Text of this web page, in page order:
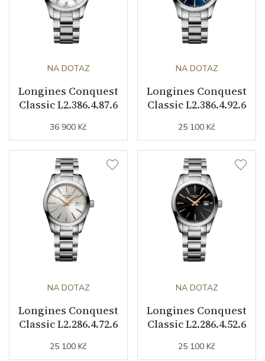
NA DOTAZ
Longines Conquest
Classic L2.386.4.87.6
36 900 Kč
NA DOTAZ
Longines Conquest
Classic L2.386.4.92.6
25 100 Kč
NA DOTAZ
Longines Conquest
Classic L2.286.4.72.6
25 100 Kč
NA DOTAZ
Longines Conquest
Classic L2.286.4.52.6
25 100 Kč